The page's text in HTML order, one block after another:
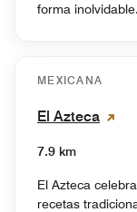
forma inolvidable.
MEXICANA
El Azteca
7.9 km
El Azteca
recetas